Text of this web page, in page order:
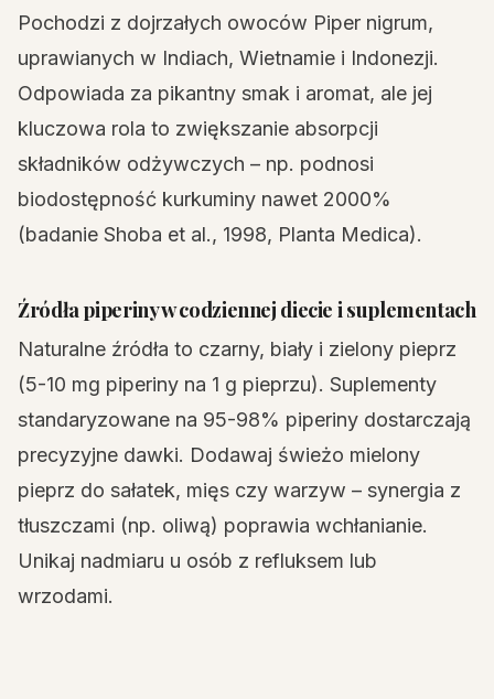
Pochodzi z dojrzałych owoców Piper nigrum,
uprawianych w Indiach, Wietnamie i Indonezji.
Odpowiada za pikantny smak i aromat, ale jej
kluczowa rola to zwiększanie absorpcji
składników odżywczych – np. podnosi
biodostępność kurkuminy nawet 2000%
(badanie Shoba et al., 1998, Planta Medica).
Źródła piperiny w codziennej diecie i suplementach
Naturalne źródła to czarny, biały i zielony pieprz
(5-10 mg piperiny na 1 g pieprzu). Suplementy
standaryzowane na 95-98% piperiny dostarczają
precyzyjne dawki. Dodawaj świeżo mielony
pieprz do sałatek, mięs czy warzyw – synergia z
tłuszczami (np. oliwą) poprawia wchłanianie.
Unikaj nadmiaru u osób z refluksem lub
wrzodami.